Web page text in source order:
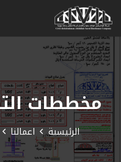
مخططات
الرئيسية اعمالنا